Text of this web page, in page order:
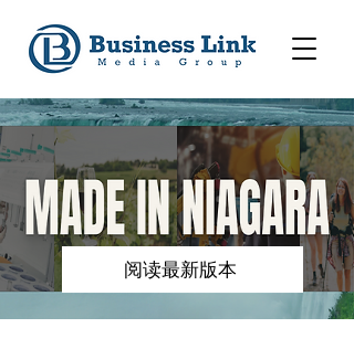
阅读最新版本